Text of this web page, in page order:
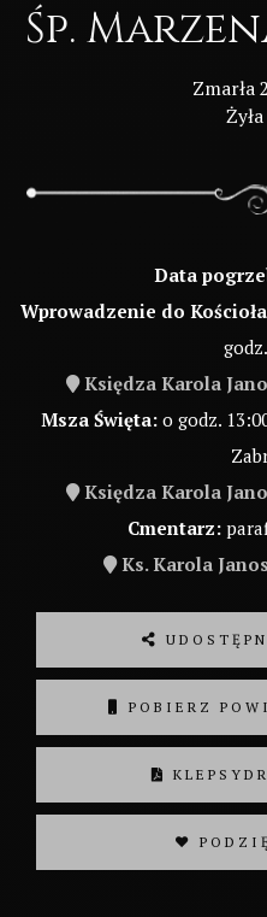
Śp.
Zmarła
Data
Wprowadzenie do
Księdza Karola
Msza Święta: o godz.
Księdza Karola
Cmentarz:
Ks. Karola
POBIERZ
❤